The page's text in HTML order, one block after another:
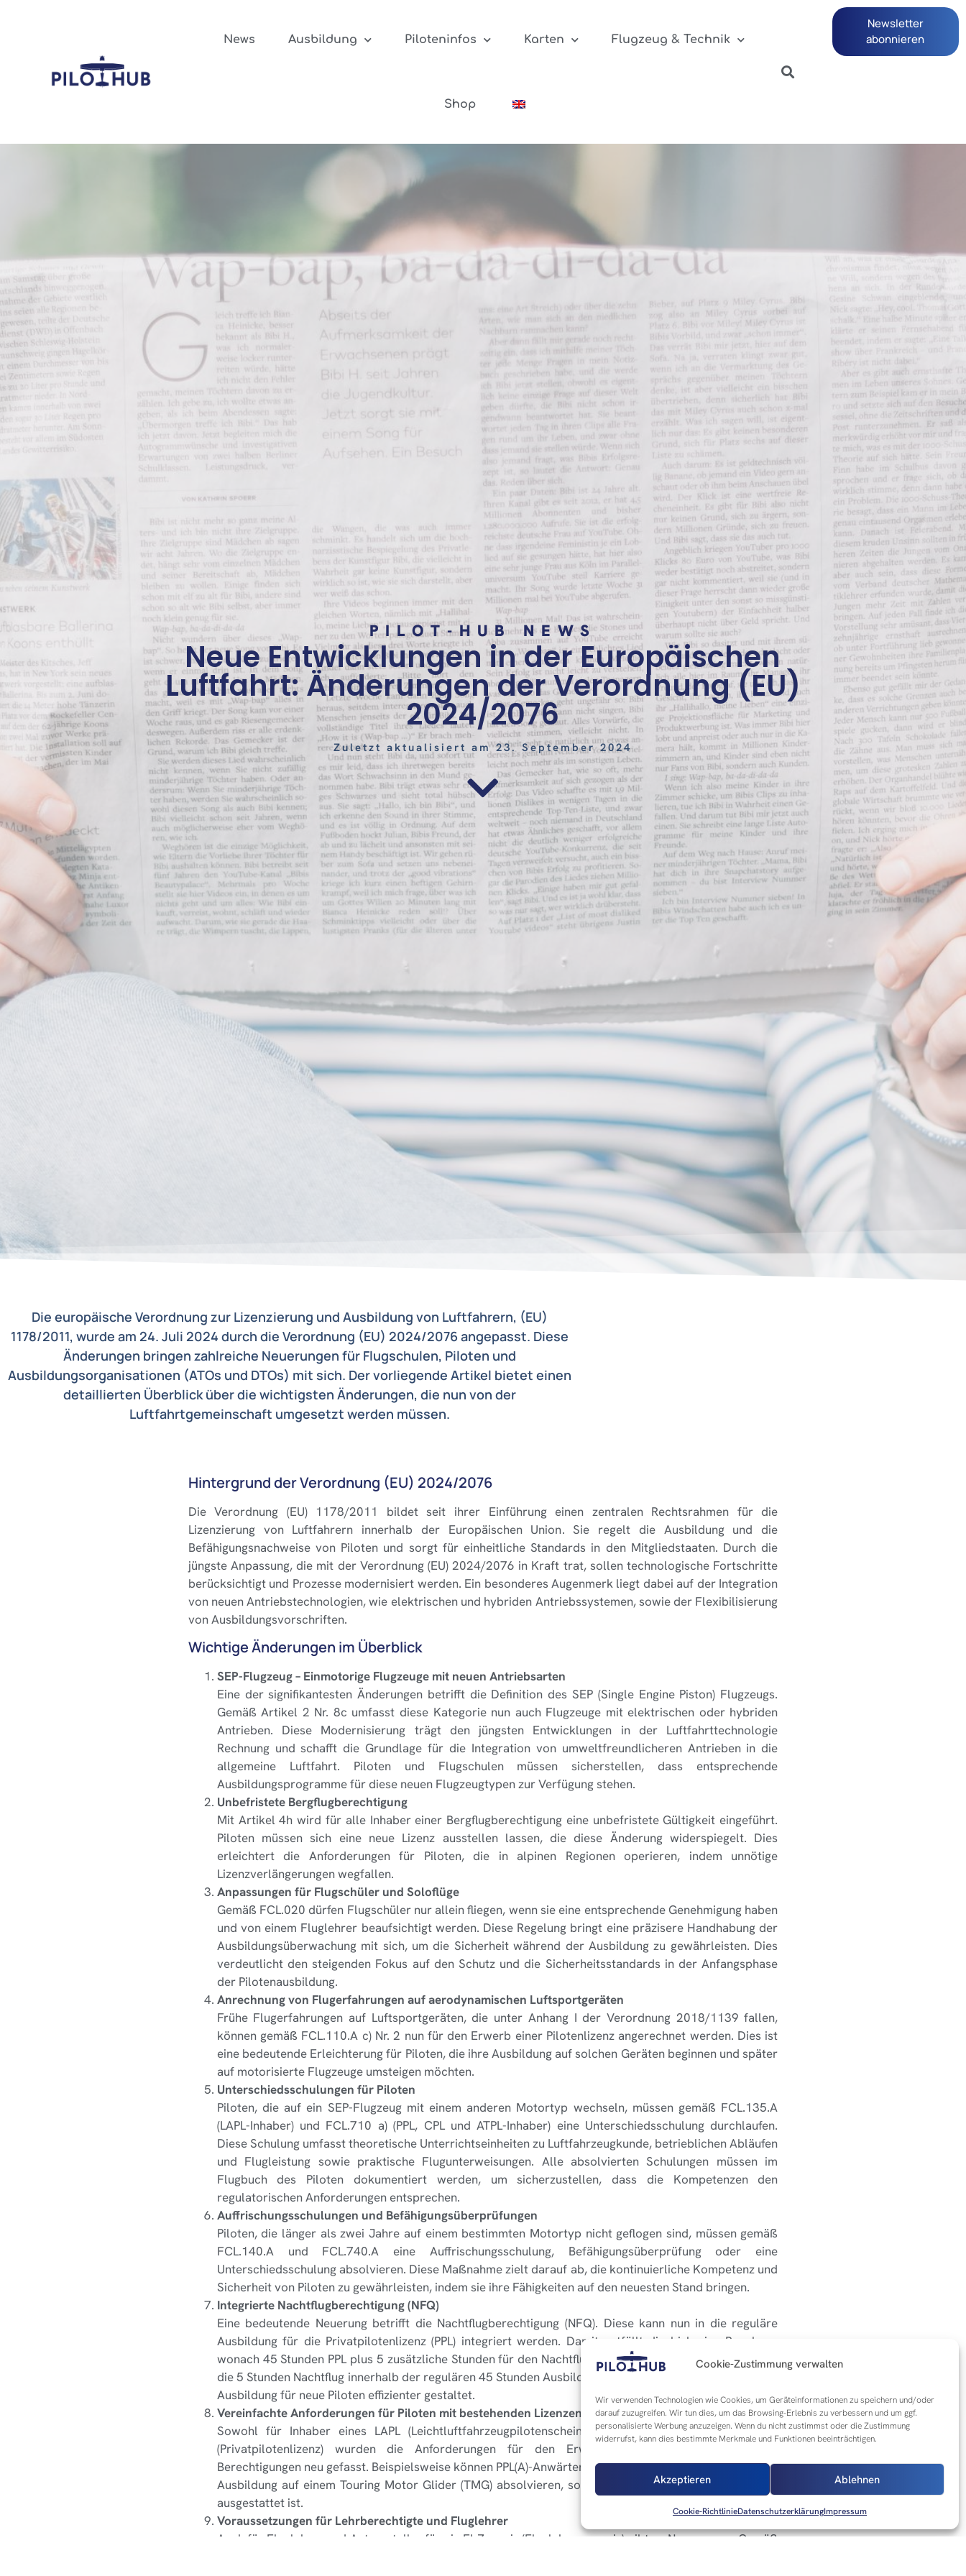
Cookie-Zustimmung verwalten
Wir verwenden Technologien wie Cookies, um Geräteinformationen zu speichern und/oder
darauf zuzugreifen. Wir tun dies, um das Browsing-Erlebnis zu verbessern und um ggf.
personalisierte Werbung anzuzeigen. Wenn du nicht zustimmst oder die Zustimmung
widerrufst, kann dies bestimmte Merkmale und Funktionen beeinträchtigen.
Akzeptieren Ablehnen
Cookie-RichtlinieDatenschutzerklärungImpressum
News Ausbildung Piloteninfos Karten Flugzeug & Technik
Shop
Newsletter
abonnieren
PILOT-HUB NEWS
Neue Entwicklungen in der Europäischen
Luftfahrt: Änderungen der Verordnung (EU)
2024/2076
Zuletzt aktualisiert am 23. September 2024
Die europäische Verordnung zur Lizenzierung und Ausbildung von Luftfahrern, (EU)
1178/2011, wurde am 24. Juli 2024 durch die Verordnung (EU) 2024/2076 angepasst. Diese
Änderungen bringen zahlreiche Neuerungen für Flugschulen, Piloten und
Ausbildungsorganisationen (ATOs und DTOs) mit sich. Der vorliegende Artikel bietet einen
detaillierten Überblick über die wichtigsten Änderungen, die nun von der
Luftfahrtgemeinschaft umgesetzt werden müssen.
Hintergrund der Verordnung (EU) 2024/2076
Die Verordnung (EU) 1178/2011 bildet seit ihrer Einführung einen zentralen Rechtsrahmen für die
Lizenzierung von Luftfahrern innerhalb der Europäischen Union. Sie regelt die Ausbildung und die
Befähigungsnachweise von Piloten und sorgt für einheitliche Standards in den Mitgliedstaaten. Durch die
jüngste Anpassung, die mit der Verordnung (EU) 2024/2076 in Kraft trat, sollen technologische Fortschritte
berücksichtigt und Prozesse modernisiert werden. Ein besonderes Augenmerk liegt dabei auf der Integration
von neuen Antriebstechnologien, wie elektrischen und hybriden Antriebssystemen, sowie der Flexibilisierung
von Ausbildungsvorschriften.
Wichtige Änderungen im Überblick
SEP-Flugzeug – Einmotorige Flugzeuge mit neuen Antriebsarten
Eine der signifikantesten Änderungen betrifft die Definition des SEP (Single Engine Piston) Flugzeugs.
Gemäß Artikel 2 Nr. 8c umfasst diese Kategorie nun auch Flugzeuge mit elektrischen oder hybriden
Antrieben. Diese Modernisierung trägt den jüngsten Entwicklungen in der Luftfahrttechnologie
Rechnung und schafft die Grundlage für die Integration von umweltfreundlicheren Antrieben in die
allgemeine Luftfahrt. Piloten und Flugschulen müssen sicherstellen, dass entsprechende
Ausbildungsprogramme für diese neuen Flugzeugtypen zur Verfügung stehen.
Unbefristete Bergflugberechtigung
Mit Artikel 4h wird für alle Inhaber einer Bergflugberechtigung eine unbefristete Gültigkeit eingeführt.
Piloten müssen sich eine neue Lizenz ausstellen lassen, die diese Änderung widerspiegelt. Dies
erleichtert die Anforderungen für Piloten, die in alpinen Regionen operieren, indem unnötige
Lizenzverlängerungen wegfallen.
Anpassungen für Flugschüler und Soloflüge
Gemäß FCL.020 dürfen Flugschüler nur allein fliegen, wenn sie eine entsprechende Genehmigung haben
und von einem Fluglehrer beaufsichtigt werden. Diese Regelung bringt eine präzisere Handhabung der
Ausbildungsüberwachung mit sich, um die Sicherheit während der Ausbildung zu gewährleisten. Dies
verdeutlicht den steigenden Fokus auf den Schutz und die Sicherheitsstandards in der Anfangsphase
der Pilotenausbildung.
Anrechnung von Flugerfahrungen auf aerodynamischen Luftsportgeräten
Frühe Flugerfahrungen auf Luftsportgeräten, die unter Anhang I der Verordnung 2018/1139 fallen,
können gemäß FCL.110.A c) Nr. 2 nun für den Erwerb einer Pilotenlizenz angerechnet werden. Dies ist
eine bedeutende Erleichterung für Piloten, die ihre Ausbildung auf solchen Geräten beginnen und später
auf motorisierte Flugzeuge umsteigen möchten.
Unterschiedsschulungen für Piloten
Piloten, die auf ein SEP-Flugzeug mit einem anderen Motortyp wechseln, müssen gemäß FCL.135.A
(LAPL-Inhaber) und FCL.710 a) (PPL, CPL und ATPL-Inhaber) eine Unterschiedsschulung durchlaufen.
Diese Schulung umfasst theoretische Unterrichtseinheiten zu Luftfahrzeugkunde, betrieblichen Abläufen
und Flugleistung sowie praktische Flugunterweisungen. Alle absolvierten Schulungen müssen im
Flugbuch des Piloten dokumentiert werden, um sicherzustellen, dass die Kompetenzen den
regulatorischen Anforderungen entsprechen.
Auffrischungsschulungen und Befähigungsüberprüfungen
Piloten, die länger als zwei Jahre auf einem bestimmten Motortyp nicht geflogen sind, müssen gemäß
FCL.140.A und FCL.740.A eine Auffrischungsschulung, Befähigungsüberprüfung oder eine
Unterschiedsschulung absolvieren. Diese Maßnahme zielt darauf ab, die kontinuierliche Kompetenz und
Sicherheit von Piloten zu gewährleisten, indem sie ihre Fähigkeiten auf den neuesten Stand bringen.
Integrierte Nachtflugberechtigung (NFQ)
Eine bedeutende Neuerung betrifft die Nachtflugberechtigung (NFQ). Diese kann nun in die reguläre
Ausbildung für die Privatpilotenlizenz (PPL) integriert werden. Damit entfällt die bisherige Regelung,
wonach 45 Stunden PPL plus 5 zusätzliche Stunden für den Nachtflug notwendig waren. Künftig können
die 5 Stunden Nachtflug innerhalb der regulären 45 Stunden Ausbildungszeit absolviert werden, was die
Ausbildung für neue Piloten effizienter gestaltet.
Vereinfachte Anforderungen für Piloten mit bestehenden Lizenzen
Sowohl für Inhaber eines LAPL (Leichtluftfahrzeugpilotenschein) als auch für Inhaber eines PPL
(Privatpilotenlizenz) wurden die Anforderungen für den Erwerb zusätzlicher Lizenzen oder
Berechtigungen neu gefasst. Beispielsweise können PPL(A)-Anwärter, die bereits ein LAPL(A) besitzen, die
Ausbildung auf einem Touring Motor Glider (TMG) absolvieren, sofern das Luftfahrzeug entsprechend
ausgestattet ist.
Voraussetzungen für Lehrberechtigte und Fluglehrer
Auch für Fluglehrer und Antragsteller für ein FI-Zeugnis (Fluglehrerzeugnis) gibt es Neuerungen. Gemäß